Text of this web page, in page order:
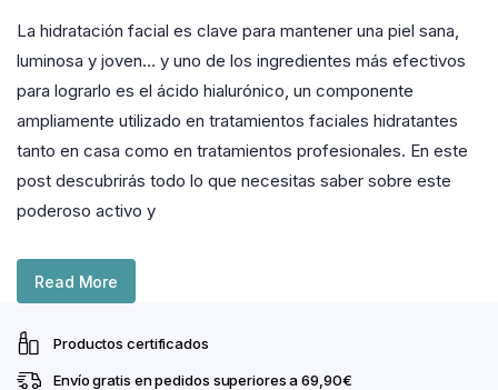
La hidratación facial es clave para mantener una piel sana,
luminosa y joven… y uno de los ingredientes más efectivos
para lograrlo es el ácido hialurónico, un componente
ampliamente utilizado en tratamientos faciales hidratantes
tanto en casa como en tratamientos profesionales. En este
post descubrirás todo lo que necesitas saber sobre este
poderoso activo y
Read More
Productos certificados
Envío gratis en pedidos superiores a 69,90€